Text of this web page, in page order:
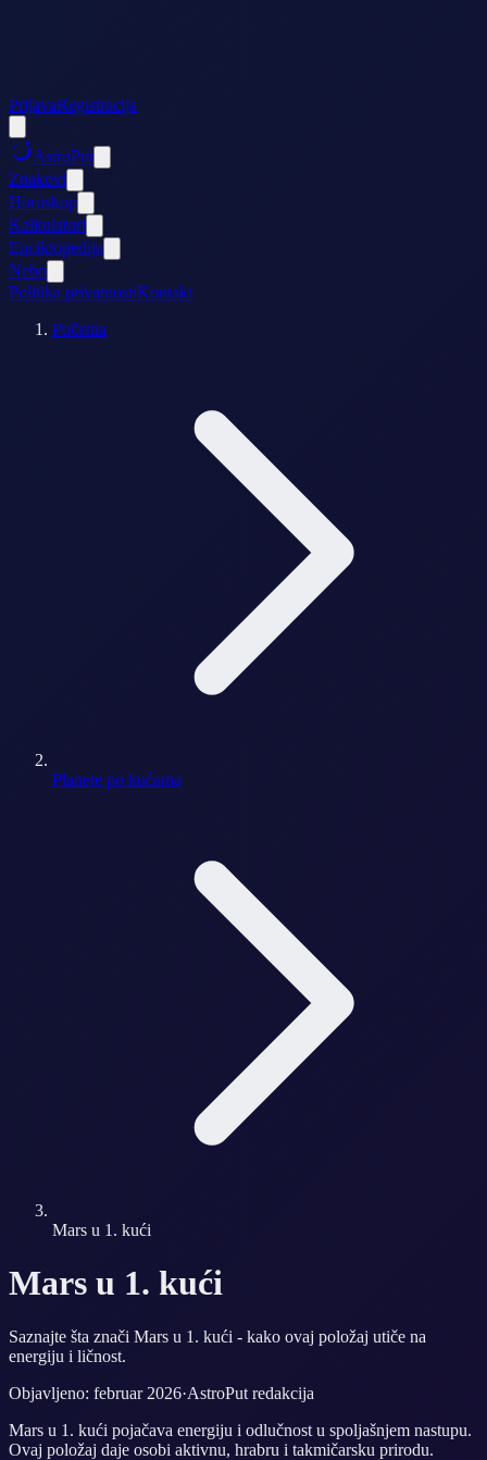
PrijavaRegistracija
AstroPut
Znakovi
Horoskop
Kalkulatori
Enciklopedija
Nebo
Politika privatnostiKontakt
Početna
Planete po kućama
Mars u 1. kući
Mars u 1. kući
Saznajte šta znači Mars u 1. kući - kako ovaj položaj utiče na
energiju i ličnost.
Objavljeno: februar 2026·AstroPut redakcija
Mars u 1. kući pojačava energiju i odlučnost u spoljašnjem nastupu.
Ovaj položaj daje osobi aktivnu, hrabru i takmičarsku prirodu.